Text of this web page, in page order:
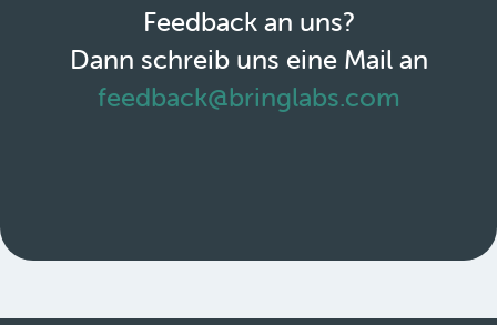
Feedback an uns?
Dann schreib uns eine Mail an
feedback@bringlabs.com